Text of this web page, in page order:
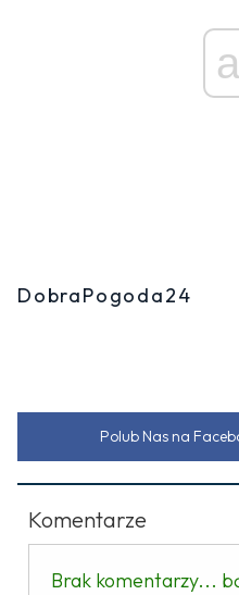
DobraPogoda24
Polub Nas na
Komentarze
Brak komentarzy...